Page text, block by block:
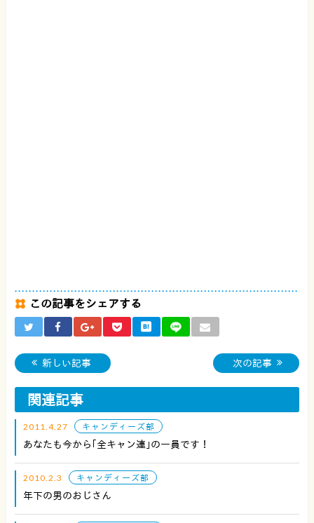
この記事をシェアする
新しい記事 次の記事
関連記事
2011.4.27 キャンディーズ部
あなたも今から｢全キャン連｣の一員です！
2010.2.3 キャンディーズ部
年下の男のおじさん